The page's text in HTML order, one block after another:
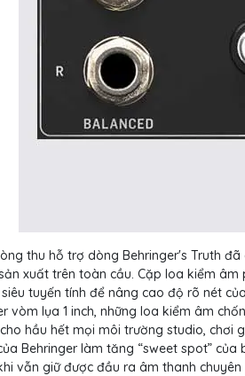
thu hỗ trợ dòng Behringer's Truth
xuất trên toàn cầu. Cặp loa kiểm
tuyến tính để nâng cao độ rõ nét
vòm lụa 1 inch, những loa kiểm âm
hầu hết mọi môi trường studio, chơi
Behringer làm tăng “sweet spot”
vẫn giữ được đầu ra âm thanh chuyên